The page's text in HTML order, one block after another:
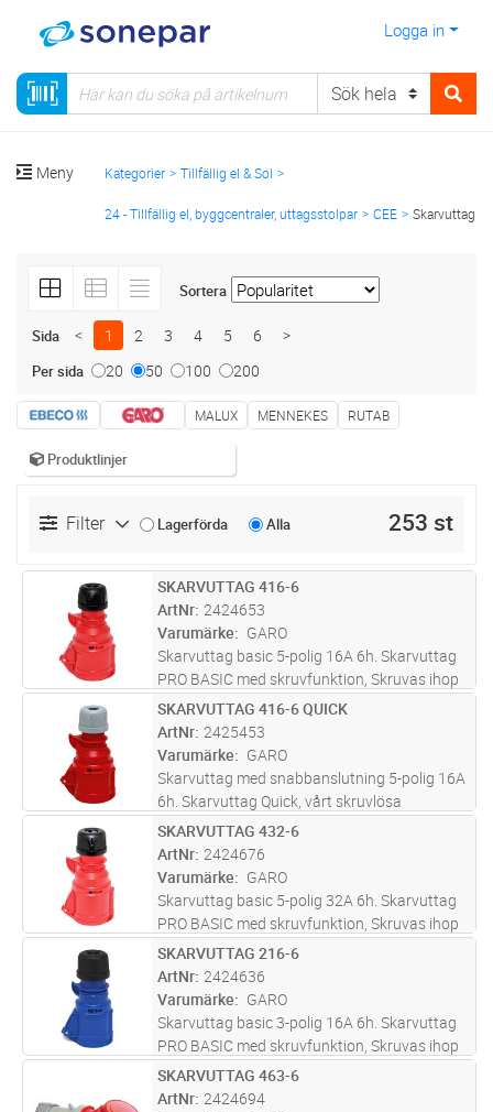
Logga in
Meny Kategorier Tillfällig el & Sol
24 - Tillfällig el, byggcentraler, uttagsstolpar CEE Skarvuttag
Sortera
Sida < 1 2 3 4 5 6 >
Per sida 20 50 100 200
MALUX MENNEKES RUTAB
Produktlinjer
Filter Lagerförda Alla 253 st
ST Lägg i kundvagn
SKARVUTTAG 416-6
ArtNr 2424653
Varumärke
GARO
Skarvuttag basic 5-polig 16A 6h. Skarvuttag
PRO BASIC med skruvfunktion, Skruvas ihop
för att bättre kunna stå emot grus och
smuts.Donen tål även extrem kyla och
kombinationen gör att donen står sig
mer
ST Lägg i kundvagn
SKARVUTTAG 416-6 QUICK
ArtNr 2425453
Varumärke
GARO
Skarvuttag med snabbanslutning 5-polig 16A
6h. Skarvuttag Quick, vårt skruvlösa
sortiment med snabbanslutningar som inte
kräver några verktyg, bara ett enkelt tryck
med tummen.
ST Lägg i kundvagn
SKARVUTTAG 432-6
ArtNr 2424676
Varumärke
GARO
Skarvuttag basic 5-polig 32A 6h. Skarvuttag
PRO BASIC med skruvfunktion, Skruvas ihop
för att bättre kunna stå emot grus och
smuts.Donen tål även extrem kyla och
kombinationen gör att donen står sig
mer
ST Lägg i kundvagn
SKARVUTTAG 216-6
ArtNr 2424636
Varumärke
GARO
Skarvuttag basic 3-polig 16A 6h. Skarvuttag
PRO BASIC med skruvfunktion, Skruvas ihop
för att bättre kunna stå emot grus och
smuts.Donen tål även extrem kyla och
ST Lägg i kundvagn
SKARVUTTAG 463-6
ArtNr 2424694